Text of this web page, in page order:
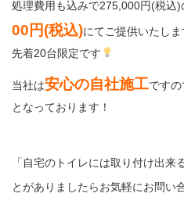
処理費用も込みで275,000円(税込)
00円(税込)にてご提供いたしま
先着20台限定です
当社は安心の自社施工です
となっております！
「自宅のトイレには取り付け出来
とがありましたらお気軽にお問い